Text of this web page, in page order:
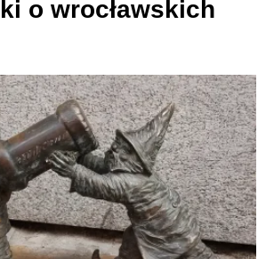
o wrocławskich